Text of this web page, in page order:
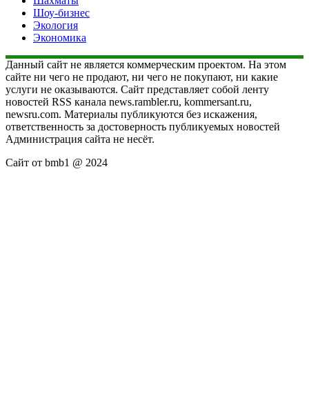
Шоу-бизнес
Экология
Экономика
Данный сайт не является коммерческим проектом. На этом
сайте ни чего не продают, ни чего не покупают, ни какие
услуги не оказываются. Сайт представляет собой ленту
новостей RSS канала news.rambler.ru, kommersant.ru,
newsru.com. Материалы публикуются без искажения,
ответственность за достоверность публикуемых новостей
Администрация сайта не несёт.
Сайт от bmb1 @ 2024